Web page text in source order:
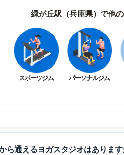
緑が丘駅（兵庫県）で他
スポーツジム パーソナルジム
ら通えるヨガスタジオはあります